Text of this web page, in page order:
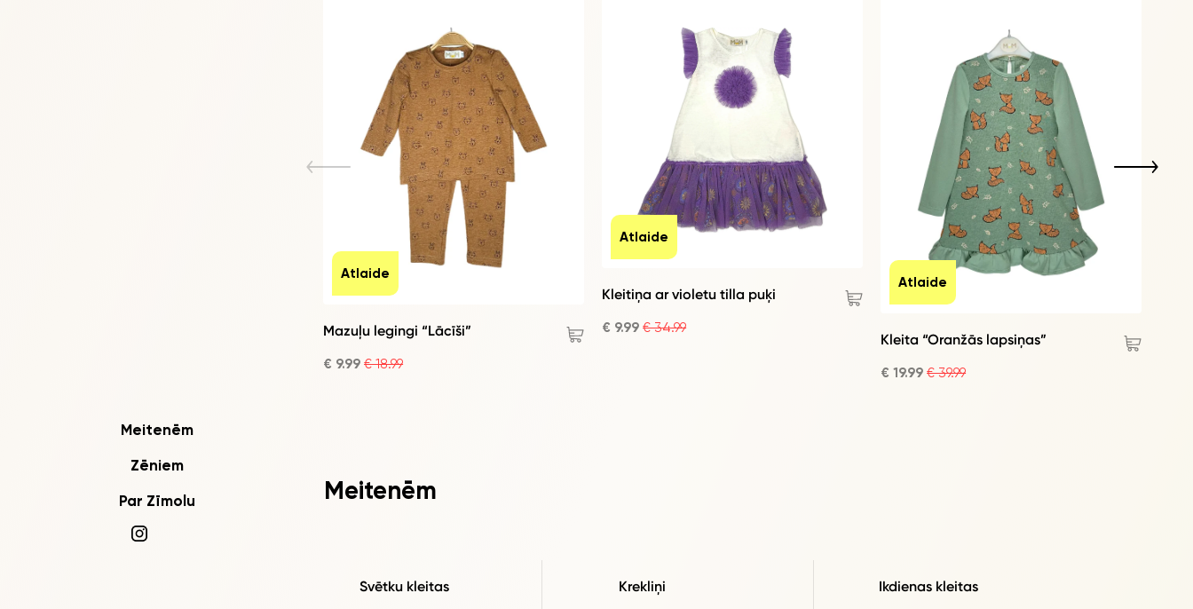
Meitenēm
Zēniem
Par Zīmolu
Atlaide
Mazuļu legingi “Lācīši”
€ 9.99 € 18.99
Atlaide
Kleitiņa ar violetu tilla puķi
€ 9.99 € 34.99
Atlaide
Kleita “Oranžās lapsiņas”
€ 19.99 € 39.99
Meitenēm
Svētku kleitas Krekliņi Ikdienas kleitas